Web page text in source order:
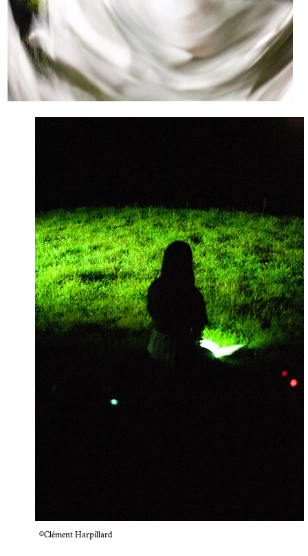
©Clément Harpillard